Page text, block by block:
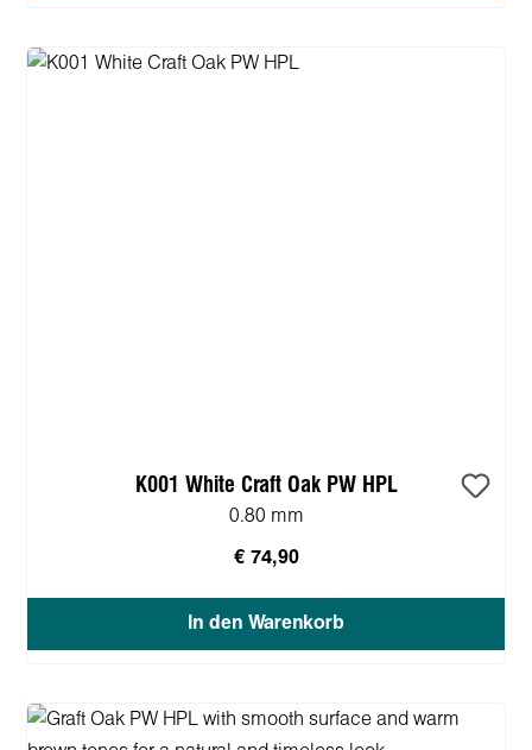
K001 White Craft Oak PW HPL
0.80 mm
€ 74,90
In den Warenkorb